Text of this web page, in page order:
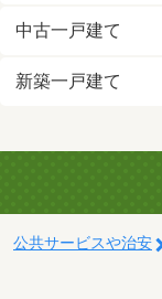
中古一戸建て
新築一戸建て
公共サービスや治安